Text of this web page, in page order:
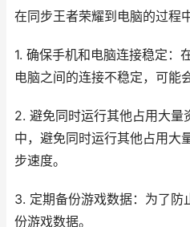
在同步王者荣耀到电脑的过程
1. 确保手机和电脑连接稳定：
电脑之间的连接不稳定，可能
2. 避免同时运行其他占用大量
中，避免同时运行其他占用大
步速度。
3. 定期备份游戏数据：为了防
份游戏数据。